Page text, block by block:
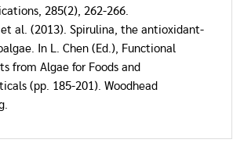
285(2), 262-266.
et al. (2013). Spirulina, the antioxidant-
In L. Chen (Ed.), Functional
from Algae for Foods and
(pp. 185-201). Woodhead